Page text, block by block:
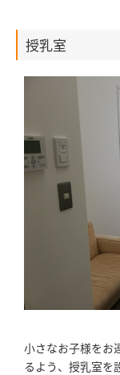
授乳室
小さなお子様をお
るよう、授乳室を